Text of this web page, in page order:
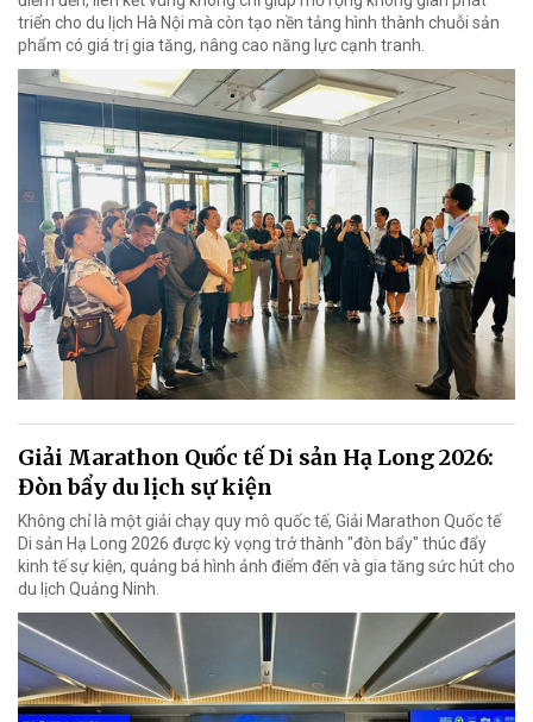
triển cho du lịch Hà Nội mà còn tạo nền tảng hình thành chuỗi sản
phẩm có giá trị gia tăng, nâng cao năng lực cạnh tranh.
Giải Marathon Quốc tế Di sản Hạ Long 2026:
Đòn bẩy du lịch sự kiện
Không chỉ là một giải chạy quy mô quốc tế, Giải Marathon Quốc tế
Di sản Hạ Long 2026 được kỳ vọng trở thành "đòn bẩy" thúc đẩy
kinh tế sự kiện, quảng bá hình ảnh điểm đến và gia tăng sức hút cho
du lịch Quảng Ninh.